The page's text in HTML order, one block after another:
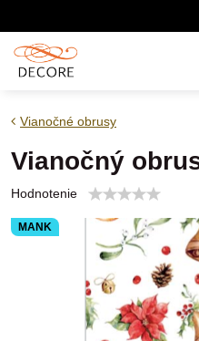
MANK
Vianočné obrusy
Vianočný
Hodnotenie